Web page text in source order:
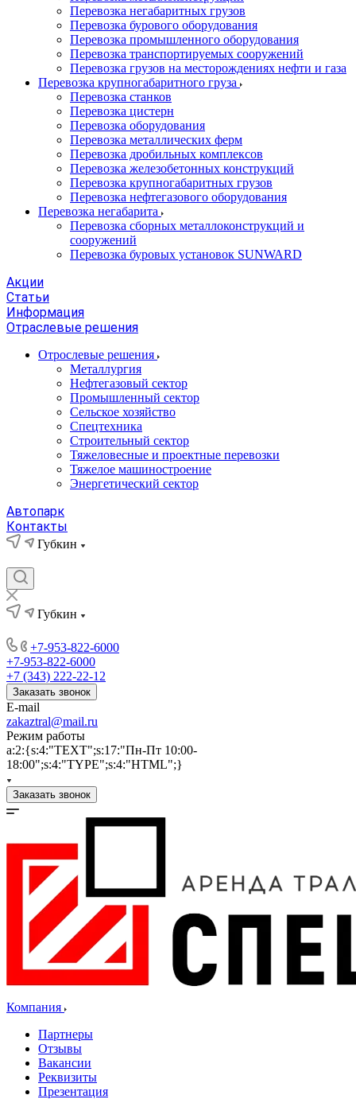
Перевозка негабаритных грузов
Перевозка бурового оборудования
Перевозка промышленного оборудования
Перевозка транспортируемых сооружений
Перевозка грузов на месторождениях нефти и газа
Перевозка крупногабаритного груза
Перевозка станков
Перевозка цистерн
Перевозка оборудования
Перевозка металлических ферм
Перевозка дробильных комплексов
Перевозка железобетонных конструкций
Перевозка крупногабаритных грузов
Перевозка нефтегазового оборудования
Перевозка негабарита
Перевозка сборных металлоконструкций и
сооружений
Перевозка буровых установок SUNWARD
Акции
Статьи
Информация
Отраслевые решения
Отрослевые решения
Металлургия
Нефтегазовый сектор
Промышленный сектор
Сельское хозяйство
Спецтехника
Строительный сектор
Тяжеловесные и проектные перевозки
Тяжелое машиностроение
Энергетический сектор
Автопарк
Контакты
Губкин
Губкин
+7-953-822-6000
+7-953-822-6000
+7 (343) 222-22-12
Заказать звонок
E-mail
zakaztral@mail.ru
Режим работы
a:2:{s:4:"TEXT";s:17:"Пн-Пт 10:00-
18:00";s:4:"TYPE";s:4:"HTML";}
Заказать звонок
Компания
Партнеры
Отзывы
Вакансии
Реквизиты
Презентация